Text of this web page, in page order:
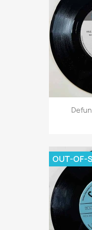
OUT-OF-